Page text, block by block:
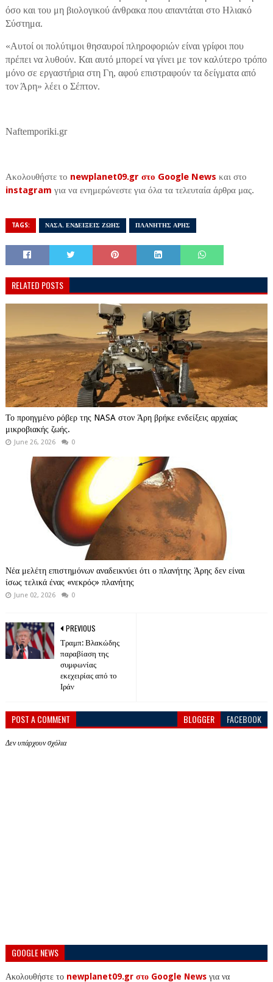
όσο και του μη βιολογικού άνθρακα που απαντάται στο Ηλιακό
Σύστημα.
«Αυτοί οι πολύτιμοι θησαυροί πληροφοριών είναι γρίφοι που
πρέπει να λυθούν. Και αυτό μπορεί να γίνει με τον καλύτερο τρόπο
μόνο σε εργαστήρια στη Γη, αφού επιστραφούν τα δείγματα από
τον Άρη» λέει ο Σέπτον.
Naftemporiki.gr
Ακολουθήστε το newplanet09.gr στο Google News και στο
instagram για να ενημερώνεστε για όλα τα τελευταία άρθρα μας.
TAGS: ΝΑΣΑ. ΕΝΔΕΙΞΕΙΣ ΖΩΗΣ ΠΛΑΝΗΤΗΣ ΑΡΗΣ
RELATED POSTS
Το προηγμένο ρόβερ της NASA στον Άρη βρήκε ενδείξεις αρχαίας
μικροβιακής ζωής.
June 26, 2026 0
Νέα μελέτη επιστημόνων αναδεικνύει ότι ο πλανήτης Άρης δεν είναι
ίσως τελικά ένας «νεκρός» πλανήτης
June 02, 2026 0
PREVIOUS
Τραμπ: Βλακώδης
παραβίαση της
συμφωνίας
εκεχειρίας από το
Ιράν
POST A COMMENT BLOGGER FACEBOOK
Δεν υπάρχουν σχόλια
GOOGLE NEWS
Ακολουθήστε το newplanet09.gr στο Google Newsγια να